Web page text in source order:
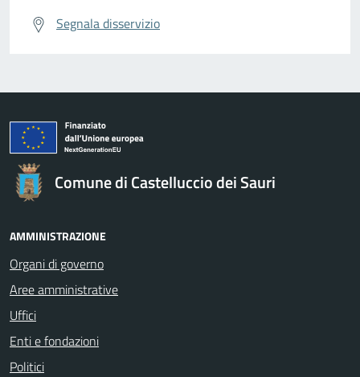
Segnala disservizio
Comune di Castelluccio dei Sauri
AMMINISTRAZIONE
Organi di governo
Aree amministrative
Uffici
Enti e fondazioni
Politici